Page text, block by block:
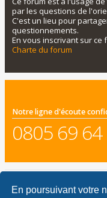
En poursuivant votre
par les questions de
C'est un lieu pour
questionnements.
En vous inscrivant sur ce
Charte du forum
Notre ligne d'écoute
0805 69
Accueil du forum